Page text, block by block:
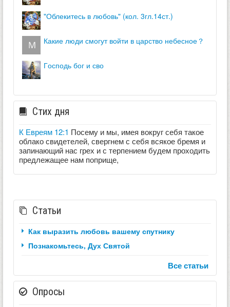
"облекитесь в любовь" (кол. 3гл.14ст.)
какие люди смогут войти в царство небесное？
господь бог и сво
Стих дня
К Евреям 12:1 Посему и мы, имея вокруг себя такое
облако свидетелей, свергнем с себя всякое бремя и
запинающий нас грех и с терпением будем проходить
предлежащее нам поприще,
Статьи
Как выразить любовь вашему спутнику
Познакомьтесь, Дух Святой
Все статьи
Опросы